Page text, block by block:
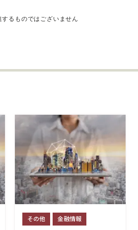
るものではございません
その他 金融情報